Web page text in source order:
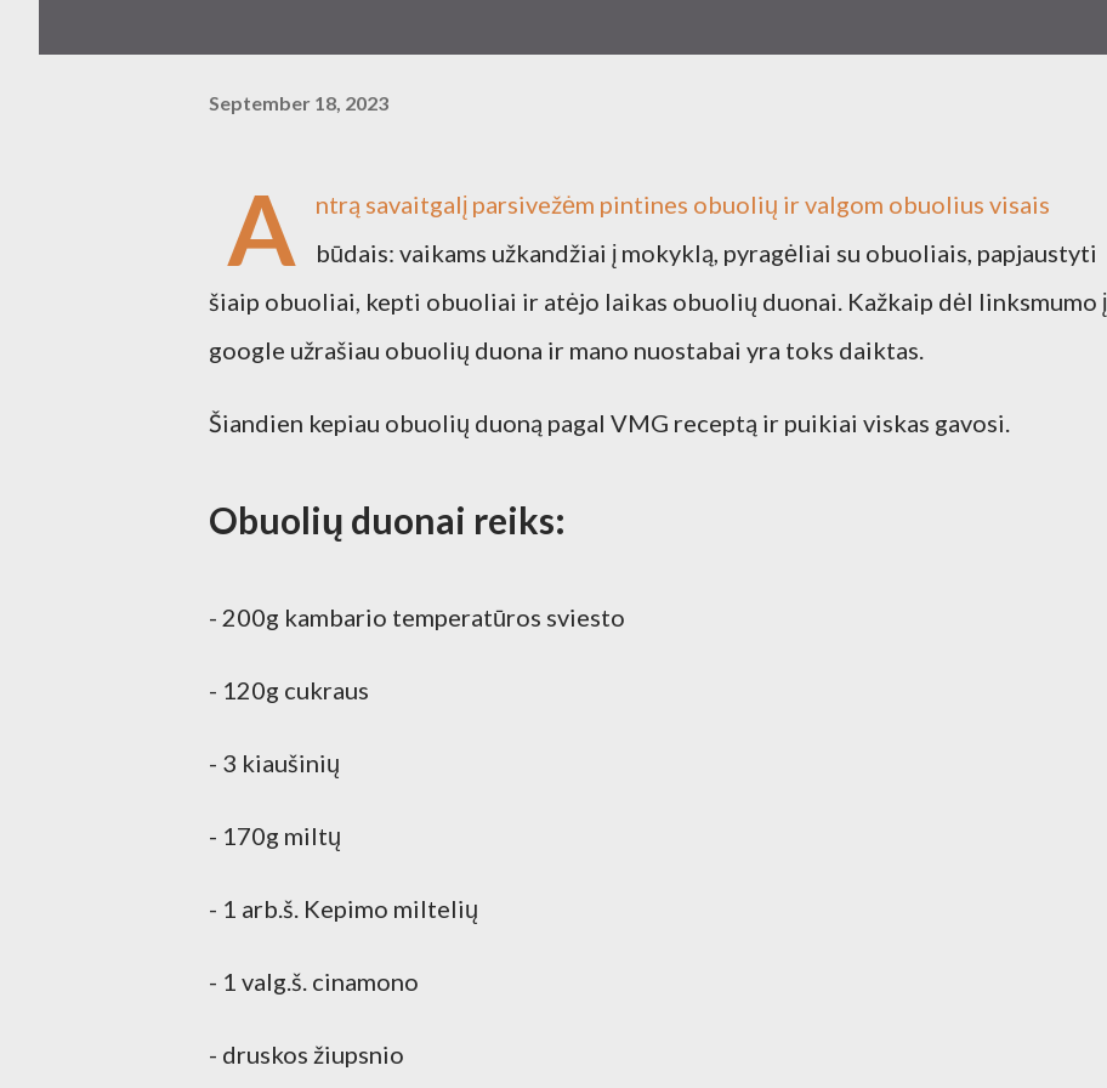
September 18, 2023
A
ntrą savaitgalį parsivežėm pintines obuolių ir valgom obuolius visais
būdais: vaikams užkandžiai į mokyklą, pyragėliai su obuoliais, papjaustyti
šiaip obuoliai, kepti obuoliai ir atėjo laikas obuolių duonai. Kažkaip dėl linksmumo į
google užrašiau obuolių duona ir mano nuostabai yra toks daiktas.
Šiandien kepiau obuolių duoną pagal VMG receptą ir puikiai viskas gavosi.
Obuolių duonai reiks:
- 200g kambario temperatūros sviesto
- 120g cukraus
- 3 kiaušinių
- 170g miltų
- 1 arb.š. Kepimo miltelių
- 1 valg.š. cinamono
- druskos žiupsnio